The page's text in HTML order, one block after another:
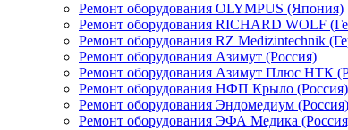
Ремонт оборудования OLYMPUS (Япония)
Ремонт оборудования RICHARD WOLF
Ремонт оборудования RZ Medizintechnik
Ремонт оборудования Азимут (Россия)
Ремонт оборудования Азимут Плюс НТК
Ремонт оборудования НФП Крыло (Россия)
Ремонт оборудования Эндомедиум (Россия)
Ремонт оборудования ЭФА Медика